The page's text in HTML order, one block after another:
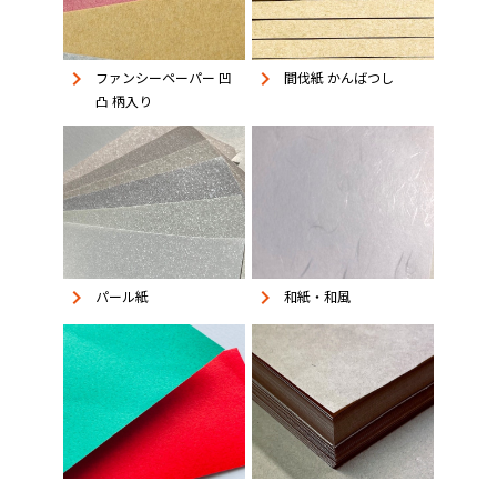
keyboard_arrow_right
ファンシーペーパー 凹
凸 柄入り
keyboard_arrow_right 間伐紙 かんばつし
keyboard_arrow_right パール紙 keyboard_arrow_right 和紙・和風